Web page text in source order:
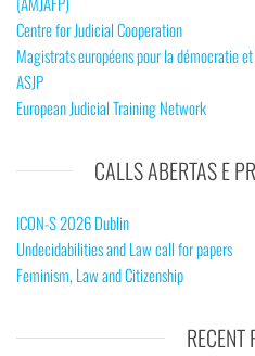
Centre for Judicial Cooperation
Magistrats européens pour la démocratie
ASJP
European Judicial Training Network
CALLS ABERTAS E
ICON-S 2026 Dublin
Undecidabilities and Law call for papers
Feminism, Law and Citizenship
RECENT